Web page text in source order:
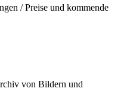
/ Preise und kommende
von Bildern und